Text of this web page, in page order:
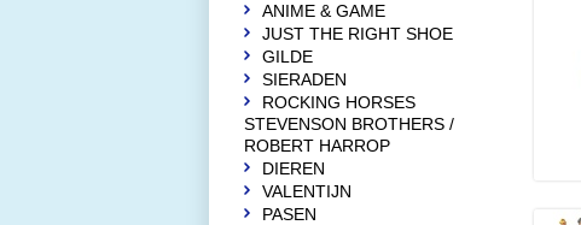
ANIME & GAME
JUST THE RIGHT SHOE
GILDE
SIERADEN
ROCKING HORSES
STEVENSON BROTHERS /
ROBERT HARROP
DIEREN
VALENTIJN
PASEN